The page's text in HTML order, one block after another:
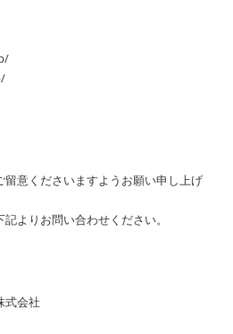
留意くださいますようお願い申し上げ
よりお問い合わせください。
式会社